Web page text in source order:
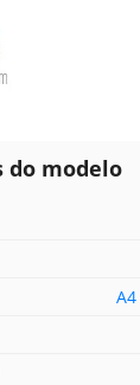
do modelo